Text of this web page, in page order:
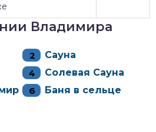
Владимира
Сауна
Солевая Сауна
Баня в сельце